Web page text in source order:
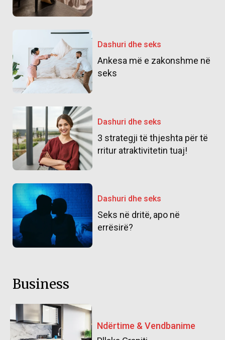
Dashuri dhe seks
Ankesa më e zakonshme në
seks
Dashuri dhe seks
3 strategji të thjeshta për të
rritur atraktivitetin tuaj!
Dashuri dhe seks
Seks në dritë, apo në
errësirë?
Business
Ndërtime & Vendbanime